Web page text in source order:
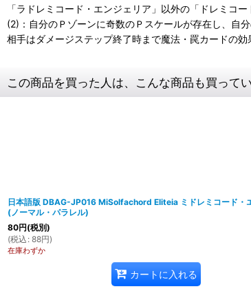
「ラドレミコード・エンジェリア」以外の「ドレミコ
(2)：自分のＰゾーンに奇数のＰスケールが存在し、自
相手はダメージステップ終了時まで魔法・罠カードの効
この商品を買った人は、こんな商品も買って
日本語版 DBAG-JP016 MiSolfachord Eliteia ミドレミコード・
(ノーマル・パラレル)
80円(税別)
(税込 : 88円)
在庫わずか
カートに入れる